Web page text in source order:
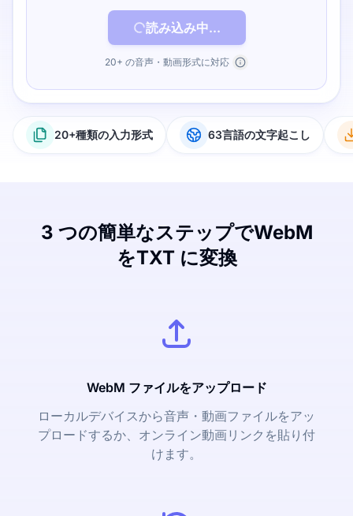
読み込み中...
20+ の音声・動画形式に対応
20+種類の入力形式 63言語の文字起こし
3 つの簡単なステップでWebM
をTXT に変換
WebM ファイルをアップロード
ローカルデバイスから音声・動画ファイルをアッ
プロードするか、オンライン動画リンクを貼り付
けます。